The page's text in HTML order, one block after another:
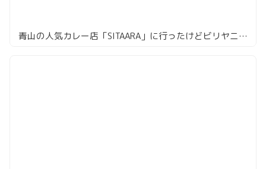
青山の人気カレー店「SITAARA」に行ったけどビリヤニ売り切れていた